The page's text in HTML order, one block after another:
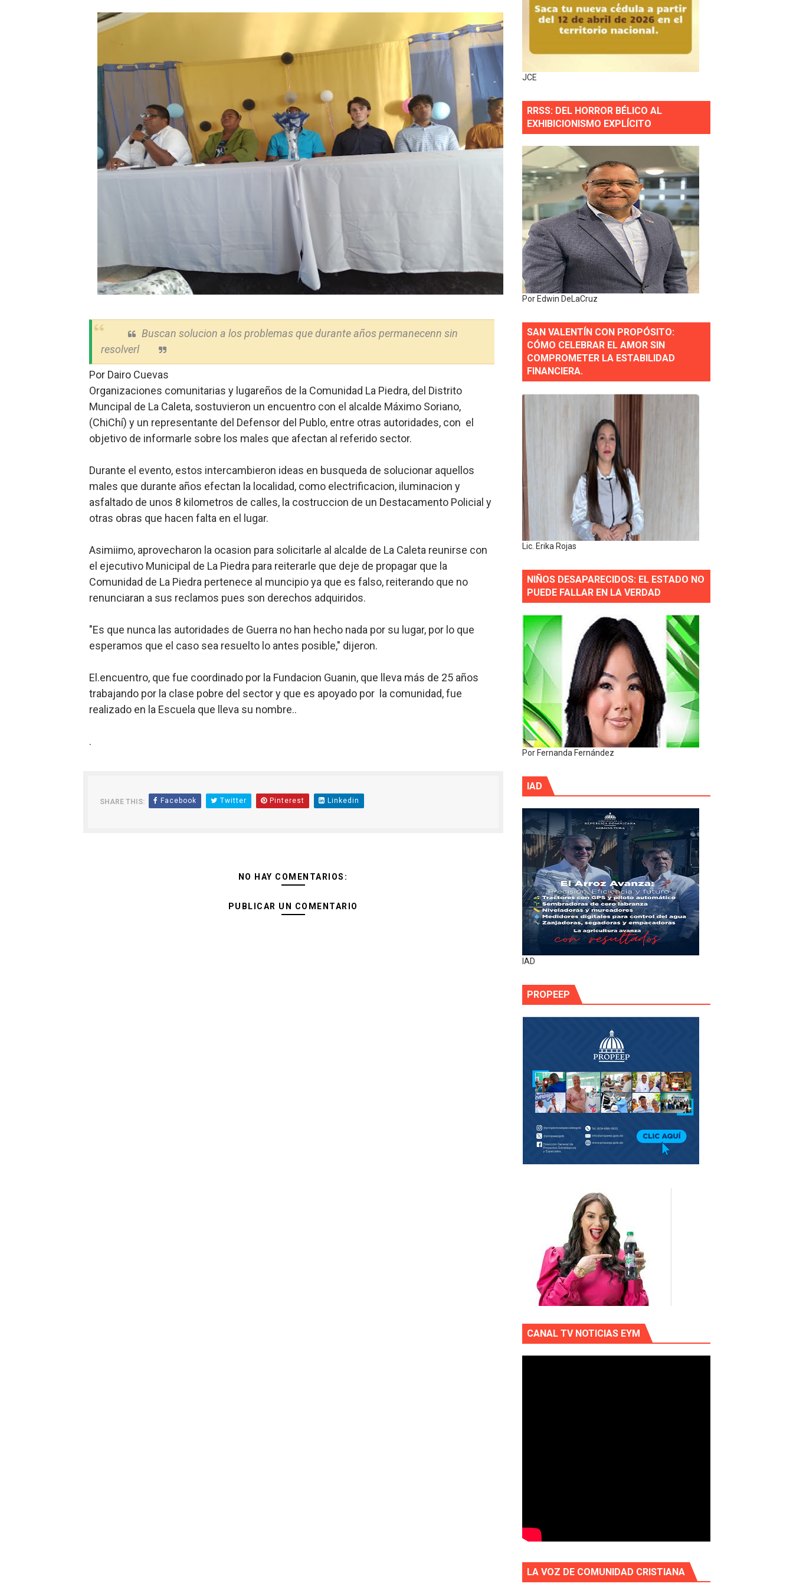
Ministerio de Defensa siembra esperanza y protege el agua mediante Jornada de Reforestación en Manabao
MICM y CECCOM retienen 213,355 galones de combustibles y 46 millones de mercancías en lo que va de año
Bienes Nacionales recauda más de RD 57 millones en segunda subasta pública del año
Residentes en San Juan beneficiados con jornada asistencial de Desarrollo de la Comunidad y Ejército RD
El magistrado Henry Molina decidió no seguir en la Presidencia de la Suprema Corte de Justicia.
​Domingo Plácido critica la situación económica y califica de ineficiente la gestión del gobierno
Graduación XII Promoción Servicio Militar Voluntario
Fellito Suberví asegura en Carolina Mejía RD tiene la oportunidad histórica de elegir la primera mujer presidente de la República
Hipótesis policial sobre atentado a balazos en la avenida Abraham Lincoln y fallecer horas después
CESDN urge fortalecer el sistema eléctrico ante constantes apagones en Santo Domingo Norte
Candidato a presidente del Colegio de Notarios hace llamado a la unidad.
Josefa Castillo: Liderazgo y Transformación Social al Frente del INAIPI
Lee Ballester a los que se forman como agentes “Todo el equipo de la DGM debe acogerse a normas éticas y ser garante de los derechos de
Operativo Interinstitucional “Compromiso Ambiental 2.0”
Buscan solucion a los problemas que durante años permanecenn sin
resolverl
Por Dairo Cuevas
Organizaciones comunitarias y lugareños de la Comunidad La Piedra, del Distrito
Muncipal de La Caleta, sostuvieron un encuentro con el alcalde Máximo Soriano,
(ChiChí) y un representante del Defensor del Publo, entre otras autoridades, con el
objetivo de informarle sobre los males que afectan al referido sector.
Durante el evento, estos intercambieron ideas en busqueda de solucionar aquellos
males que durante años efectan la localidad, como electrificacion, iluminacion y
asfaltado de unos 8 kilometros de calles, la costruccion de un Destacamento Policial y
otras obras que hacen falta en el lugar.
Asimiimo, aprovecharon la ocasion para solicitarle al alcalde de La Caleta reunirse con
el ejecutivo Municipal de La Piedra para reiterarle que deje de propagar que la
Comunidad de La Piedra pertenece al muncipio ya que es falso, reiterando que no
renunciaran a sus reclamos pues son derechos adquiridos.
"Es que nunca las autoridades de Guerra no han hecho nada por su lugar, por lo que
esperamos que el caso sea resuelto lo antes posible," dijeron.
El.encuentro, que fue coordinado por la Fundacion Guanin, que lleva más de 25 años
trabajando por la clase pobre del sector y que es apoyado por la comunidad, fue
realizado en la Escuela que lleva su nombre..
.
SHARE THIS: Facebook Twitter Pinterest Linkedin
NO HAY COMENTARIOS:
PUBLICAR UN COMENTARIO
JCE
RRSS: DEL HORROR BÉLICO AL
EXHIBICIONISMO EXPLÍCITO
Por Edwin DeLaCruz
SAN VALENTÍN CON PROPÓSITO:
CÓMO CELEBRAR EL AMOR SIN
COMPROMETER LA ESTABILIDAD
FINANCIERA.
Lic. Erika Rojas
NIÑOS DESAPARECIDOS: EL ESTADO NO
PUEDE FALLAR EN LA VERDAD
Por Fernanda Fernández
IAD
IAD
PROPEEP
CANAL TV NOTICIAS EYM
LA VOZ DE COMUNIDAD CRISTIANA